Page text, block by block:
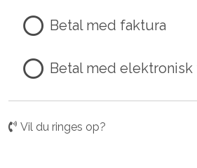
Betal med faktura
Betal med elektronisk
Vil du ringes op?